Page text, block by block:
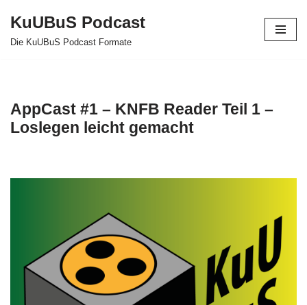
Zum
KuUBuS Podcast
Die KuUBuS Podcast Formate
AppCast #1 – KNFB Reader Teil 1 –
Loslegen leicht gemacht